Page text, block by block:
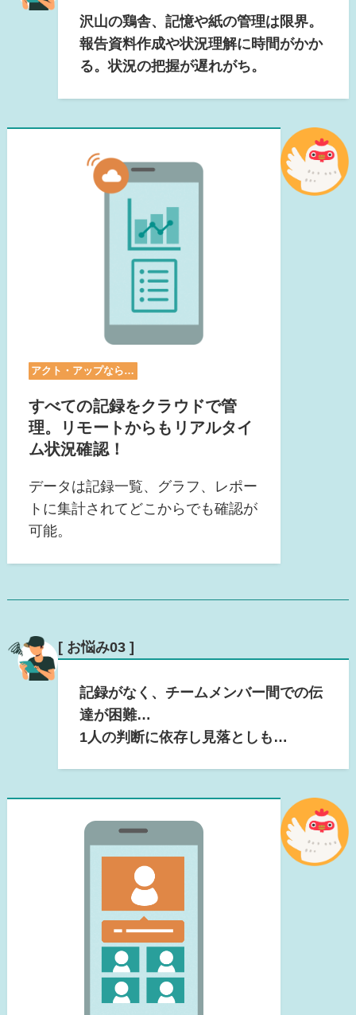
沢山の鶏舎、記憶や紙の管理は限界。
報告資料作成や状況理解に時間がかか
る。状況の把握が遅れがち。
アクト・アップなら…
すべての記録をクラウドで管
理。リモートからもリアルタイ
ム状況確認！
データは記録一覧、グラフ、レポー
トに集計されてどこからでも確認が
可能。
[ お悩み03 ]
記録がなく、チームメンバー間での伝
達が困難…
1人の判断に依存し見落としも…